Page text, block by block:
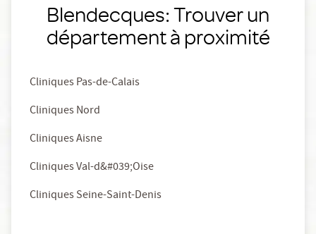
Blendecques: Trouver un
département à proximité
Cliniques Pas-de-Calais
Cliniques Nord
Cliniques Aisne
Cliniques Val-d&#039;Oise
Cliniques Seine-Saint-Denis